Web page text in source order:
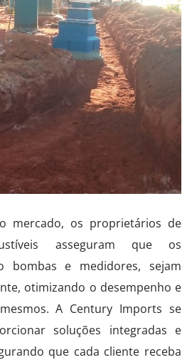
mercado, os proprietários de
asseguram que os
bombas e medidores, sejam
otimizando o desempenho e
A Century Imports se
soluções integradas e
que cada cliente receba